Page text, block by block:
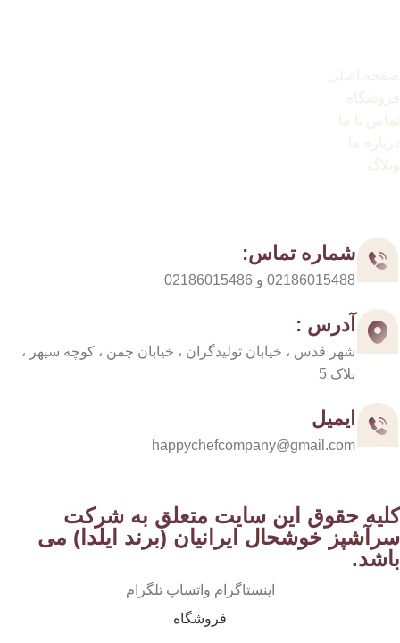
صفحه اصلی
فروشگاه
تماس با ما
درباره ما
وبلاگ
شماره تماس:
02186015488 و 02186015486
آدرس :
شهر قدس ، خیابان تولیدگران ، خیابان چمن ، کوچه سپهر ،
پلاک 5
ایمیل
happychefcompany@gmail.com
کلیه حقوق این سایت متعلق به شرکت
سرآشپز خوشحال ایرانیان (برند ایلدا) می
باشد.
اینستاگرام واتساپ تلگرام
فروشگاه